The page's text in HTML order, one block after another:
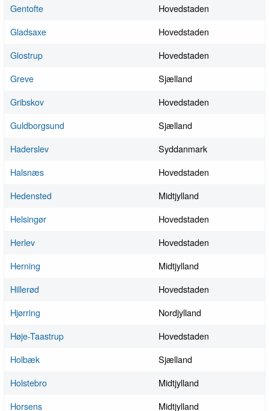
Gentofte
Hovedstaden
Gladsaxe
Hovedstaden
Glostrup
Hovedstaden
Greve
Sjælland
Gribskov
Hovedstaden
Guldborgsund
Sjælland
Haderslev
Syddanmark
Halsnæs
Hovedstaden
Hedensted
Midtjylland
Helsingør
Hovedstaden
Herlev
Hovedstaden
Herning
Midtjylland
Hillerød
Hovedstaden
Hjørring
Nordjylland
Høje-Taastrup
Hovedstaden
Holbæk
Sjælland
Holstebro
Midtjylland
Horsens
Midtjylland